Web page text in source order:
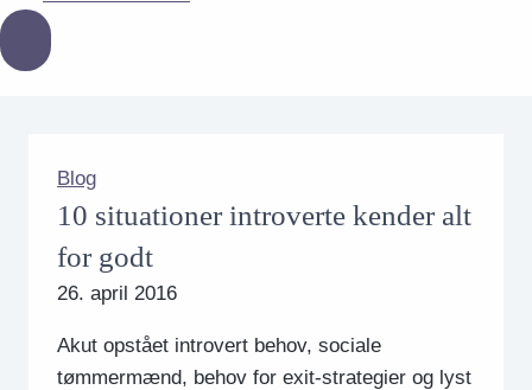
Blog
10 situationer introverte kender alt
for godt
26. april 2016
Akut opstået introvert behov, sociale
tømmermænd, behov for exit-strategier og lyst